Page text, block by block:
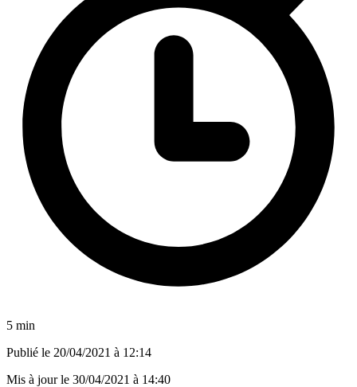
5 min
Publié le 20/04/2021 à 12:14
Mis à jour le 30/04/2021 à 14:40